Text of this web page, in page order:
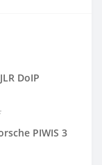
DoIP
PIWIS 3